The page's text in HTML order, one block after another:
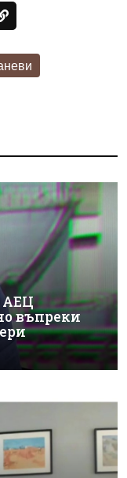
АЕЦ
въпреки